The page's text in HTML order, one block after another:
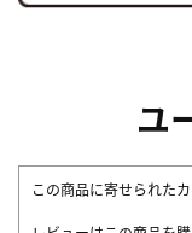
ユ
この商品に寄せられた